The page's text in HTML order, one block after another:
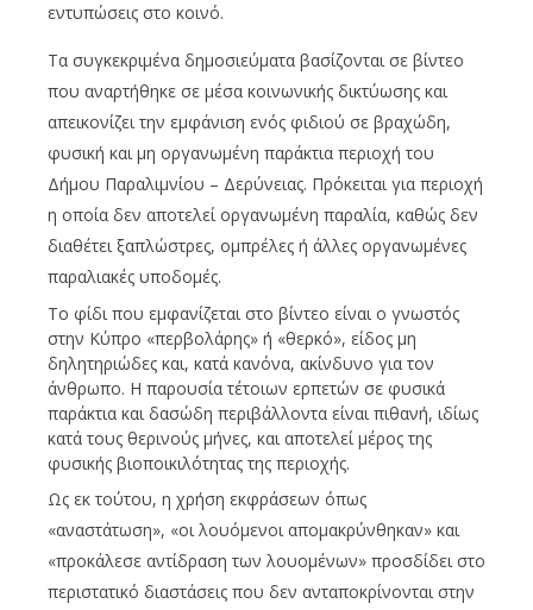
εντυπώσεις στο κοινό.
Τα συγκεκριμένα δημοσιεύματα βασίζονται σε βίντεο
που αναρτήθηκε σε μέσα κοινωνικής δικτύωσης και
απεικονίζει την εμφάνιση ενός φιδιού σε βραχώδη,
φυσική και μη οργανωμένη παράκτια περιοχή του
Δήμου Παραλιμνίου – Δερύνειας. Πρόκειται για περιοχή
η οποία δεν αποτελεί οργανωμένη παραλία, καθώς δεν
διαθέτει ξαπλώστρες, ομπρέλες ή άλλες οργανωμένες
παραλιακές υποδομές.
Το φίδι που εμφανίζεται στο βίντεο είναι ο γνωστός
στην Κύπρο «περβολάρης» ή «θερκό», είδος μη
δηλητηριώδες και, κατά κανόνα, ακίνδυνο για τον
άνθρωπο. Η παρουσία τέτοιων ερπετών σε φυσικά
παράκτια και δασώδη περιβάλλοντα είναι πιθανή, ιδίως
κατά τους θερινούς μήνες, και αποτελεί μέρος της
φυσικής βιοποικιλότητας της περιοχής.
Ως εκ τούτου, η χρήση εκφράσεων όπως
«αναστάτωση», «οι λουόμενοι απομακρύνθηκαν» και
«προκάλεσε αντίδραση των λουομένων» προσδίδει στο
περιστατικό διαστάσεις που δεν ανταποκρίνονται στην